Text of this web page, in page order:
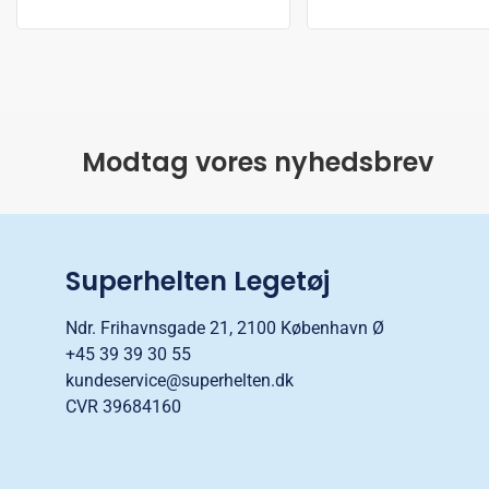
Modtag vores nyhedsbrev
Superhelten Legetøj
Ndr. Frihavnsgade 21, 2100 København Ø
+45 39 39 30 55
kundeservice@superhelten.dk
CVR 39684160